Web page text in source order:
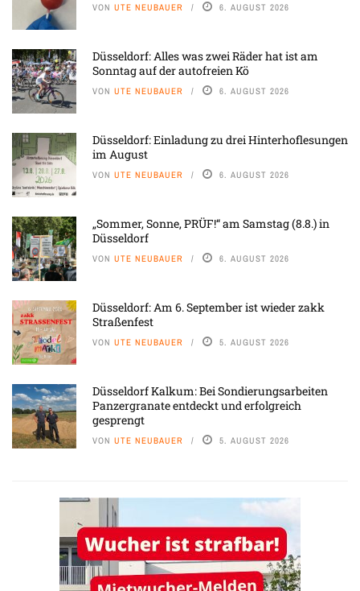
VON UTE NEUBAUER 6. AUGUST 2026
Düsseldorf: Alles was zwei Räder hat ist am
Sonntag auf der autofreien Kö
VON UTE NEUBAUER 6. AUGUST 2026
Düsseldorf: Einladung zu drei Hinterhoflesungen
im August
VON UTE NEUBAUER 6. AUGUST 2026
„Sommer, Sonne, PRÜF!“ am Samstag (8.8.) in
Düsseldorf
VON UTE NEUBAUER 6. AUGUST 2026
Düsseldorf: Am 6. September ist wieder zakk
Straßenfest
VON UTE NEUBAUER 5. AUGUST 2026
Düsseldorf Kalkum: Bei Sondierungsarbeiten
Panzergranate entdeckt und erfolgreich
gesprengt
VON UTE NEUBAUER 5. AUGUST 2026